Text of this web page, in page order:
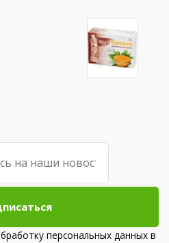
персональных данных в